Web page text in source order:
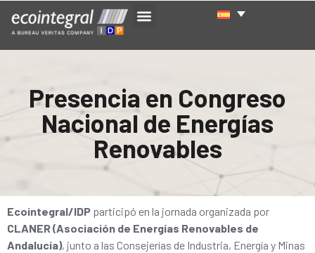
Presencia en Congreso
Nacional de Energías
Renovables
Ecointegral/IDP participó en la jornada organizada por
CLANER (Asociación de Energías Renovables de
Andalucía), junto a las Consejerías de Industria, Energía y Minas